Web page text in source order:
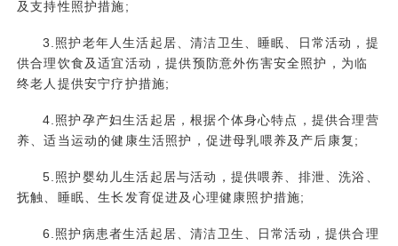
及支持性照护措施;
3.照护老年人生活起居、清洁卫生、睡眠、日常活动，提
供合理饮食及适宜活动，提供预防意外伤害安全照护，为临
终老人提供安宁疗护措施;
4.照护孕产妇生活起居，根据个体身心特点，提供合理营
养、适当运动的健康生活照护，促进母乳喂养及产后康复;
5.照护婴幼儿生活起居与活动，提供喂养、排泄、洗浴、
抚触、睡眠、生长发育促进及心理健康照护措施;
6.照护病患者生活起居、清洁卫生、日常活动，提供合理